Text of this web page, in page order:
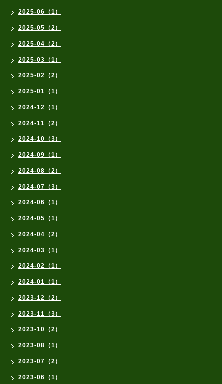
2025-06（1）
2025-05（2）
2025-04（2）
2025-03（1）
2025-02（2）
2025-01（1）
2024-12（1）
2024-11（2）
2024-10（3）
2024-09（1）
2024-08（2）
2024-07（3）
2024-06（1）
2024-05（1）
2024-04（2）
2024-03（1）
2024-02（1）
2024-01（1）
2023-12（2）
2023-11（3）
2023-10（2）
2023-08（1）
2023-07（2）
2023-06（1）